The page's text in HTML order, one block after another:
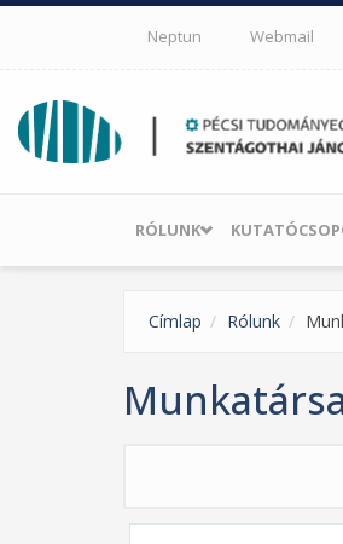
Ugrás a tartalomra
Neptun Webmail
RÓLUNK
Címlap Rólunk